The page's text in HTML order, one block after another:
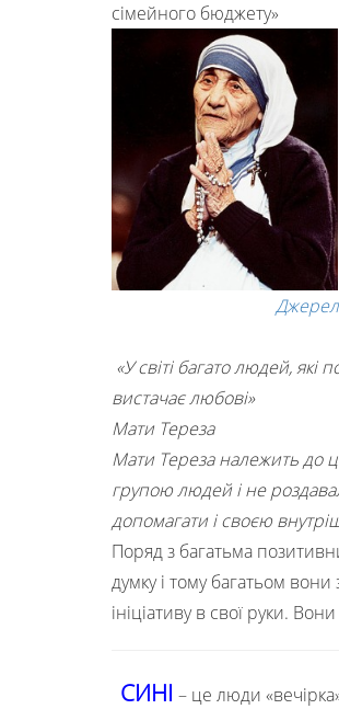
сімейного бюджету»
«У світі багато людей,
вистачає любові»
Мати Тереза
Мати Тереза належить до
групою людей і не
допомагати і своєю
Поряд з багатьма
думку і тому багатьом
ініціативу в свої руки.
СИНІ – це люди